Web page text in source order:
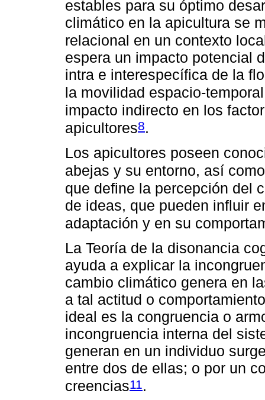
estables para su óptimo
climático en la apicultura se
relacional en un contexto
espera un impacto potencial
intra e interespecífica de la
la movilidad espacio-
impacto indirecto en los
apicultores8.
Los apicultores poseen
abejas y su entorno, así
que define la percepción del
de ideas, que pueden influir
adaptación y en su
La Teoría de la disonancia
ayuda a explicar la
cambio climático genera en
a tal actitud o
ideal es la congruencia o
incongruencia interna del
generan en un individuo
entre dos de ellas; o por un
creencias11 .